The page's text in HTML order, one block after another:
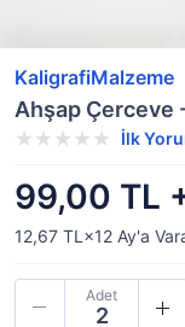
KaligrafiMalzeme
Ahşap Çerceve
İlk
99,00 TL
12,67 TL×12 Ay'a
Adet